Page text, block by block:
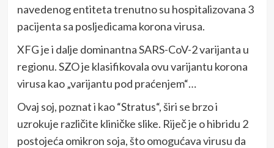
navedenog entiteta trenutno su hospitalizovana 3
pacijenta sa posljedicama korona virusa.
XFG je i dalje dominantna SARS-CoV-2 varijanta u
regionu. SZO je klasifikovala ovu varijantu korona
virusa kao „varijantu pod praćenjem“…
Ovaj soj, poznat i kao “Stratus“, širi se brzo i
uzrokuje različite kliničke slike. Riječ je o hibridu 2
postojeća omikron soja, što omogućava virusu da